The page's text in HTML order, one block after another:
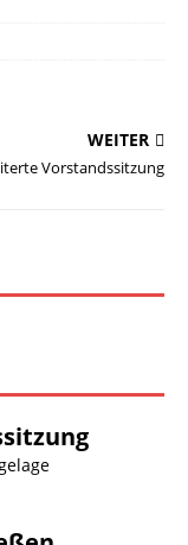
WEITER
Vorstandssitzung